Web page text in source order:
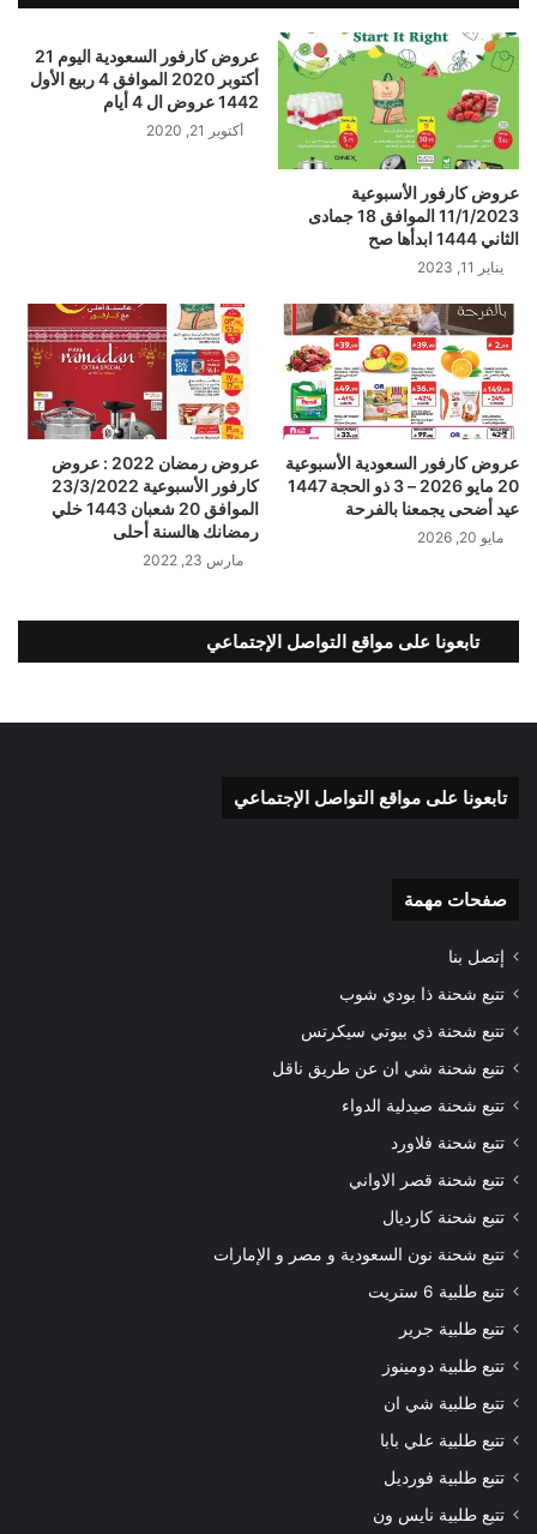
عروض كارفور الأسبوعية
11/1/2023 الموافق 18 جمادى
الثاني 1444 ابدأها صح
يناير 11, 2023
عروض كارفور السعودية اليوم 21
أكتوبر 2020 الموافق 4 ربيع الأول
1442 عروض ال 4 أيام
أكتوبر 21, 2020
عروض كارفور السعودية الأسبوعية
20 مايو 2026 – 3 ذو الحجة 1447
عيد أضحى يجمعنا بالفرحة
مايو 20, 2026
عروض رمضان 2022 : عروض
كارفور الأسبوعية 23/3/2022
الموافق 20 شعبان 1443 خلي
رمضانك هالسنة أحلى
مارس 23, 2022
تابعونا على مواقع التواصل الإجتماعي
تابعونا على مواقع التواصل الإجتماعي
صفحات مهمة
إتصل بنا
تتبع شحنة ذا بودي شوب
تتبع شحنة ذي بيوتي سيكرتس
تتبع شحنة شي ان عن طريق ناقل
تتبع شحنة صيدلية الدواء
تتبع شحنة فلاورد
تتبع شحنة قصر الاواني
تتبع شحنة كارديال
تتبع شحنة نون السعودية و مصر و الإمارات
تتبع طلبية 6 ستريت
تتبع طلبية جرير
تتبع طلبية دومينوز
تتبع طلبية شي ان
تتبع طلبية علي بابا
تتبع طلبية فورديل
تتبع طلبية نايس ون